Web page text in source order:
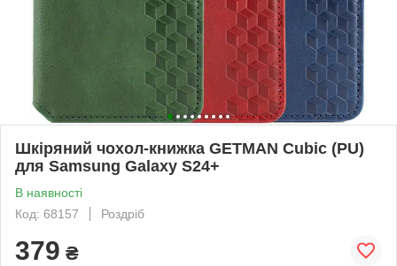
Шкіряний чохол-книжка GETMAN Cubic (PU)
для Samsung Galaxy S24+
В наявності
Код: 68157
Роздріб
379 ₴